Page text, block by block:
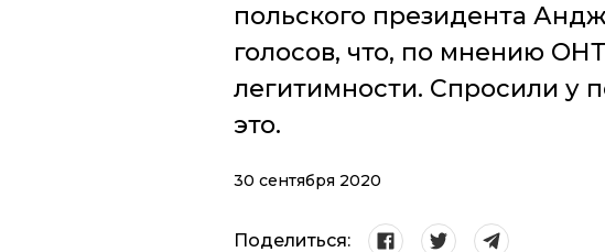
польского президента
голосов, что, по мнению
легитимности. Спросили у
это.
30 сентября 2020
Поделиться: